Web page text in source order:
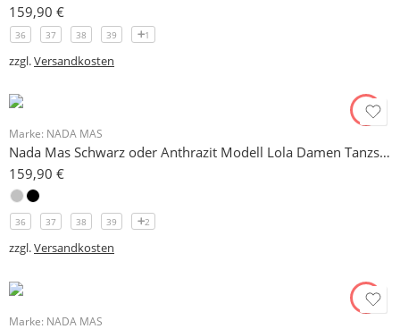
159,90 €
36 37 38 39 1
zzgl.Versandkosten
Marke: NADA MAS
Nada Mas Schwarz oder Anthrazit Modell Lola Damen Tanzschuhe 7 cm
159,90 €
36 37 38 39 2
zzgl.Versandkosten
Marke: NADA MAS